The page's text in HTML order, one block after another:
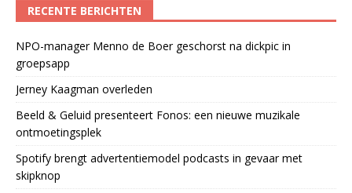
RECENTE BERICHTEN
NPO-manager Menno de Boer geschorst na dickpic in
groepsapp
Jerney Kaagman overleden
Beeld & Geluid presenteert Fonos: een nieuwe muzikale
ontmoetingsplek
Spotify brengt advertentiemodel podcasts in gevaar met
skipknop